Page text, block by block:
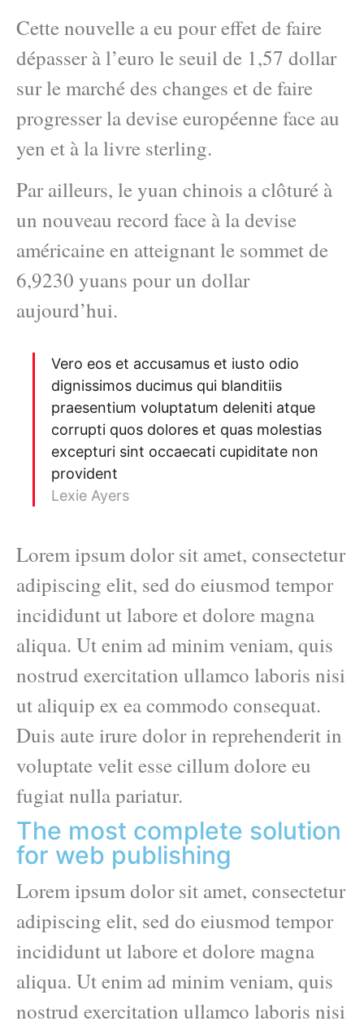
Cette nouvelle a eu pour effet de faire
dépasser à l’euro le seuil de 1,57 dollar
sur le marché des changes et de faire
progresser la devise européenne face au
yen et à la livre sterling.
Par ailleurs, le yuan chinois a clôturé à
un nouveau record face à la devise
américaine en atteignant le sommet de
6,9230 yuans pour un dollar
aujourd’hui.
Vero eos et accusamus et iusto odio
dignissimos ducimus qui blanditiis
praesentium voluptatum deleniti atque
corrupti quos dolores et quas molestias
excepturi sint occaecati cupiditate non
provident
Lexie Ayers
Lorem ipsum dolor sit amet, consectetur
adipiscing elit, sed do eiusmod tempor
incididunt ut labore et dolore magna
aliqua. Ut enim ad minim veniam, quis
nostrud exercitation ullamco laboris nisi
ut aliquip ex ea commodo consequat.
Duis aute irure dolor in reprehenderit in
voluptate velit esse cillum dolore eu
fugiat nulla pariatur.
The most complete solution
for web publishing
Lorem ipsum dolor sit amet, consectetur
adipiscing elit, sed do eiusmod tempor
incididunt ut labore et dolore magna
aliqua. Ut enim ad minim veniam, quis
nostrud exercitation ullamco laboris nisi